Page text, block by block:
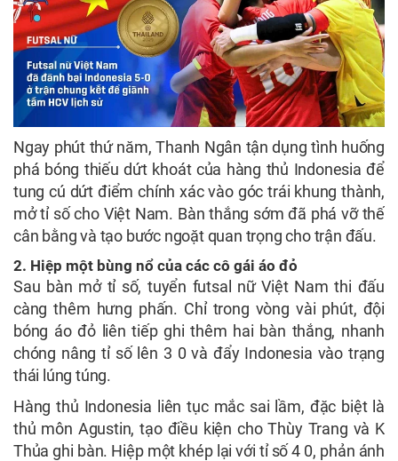
Ngay phút thứ năm, Thanh Ngân tận dụng tình huống
phá bóng thiếu dứt khoát của hàng thủ Indonesia để
tung cú dứt điểm chính xác vào góc trái khung thành,
mở tỉ số cho Việt Nam. Bàn thắng sớm đã phá vỡ thế
cân bằng và tạo bước ngoặt quan trọng cho trận đấu.
2. Hiệp một bùng nổ của các cô gái áo đỏ
Sau bàn mở tỉ số, tuyển futsal nữ Việt Nam thi đấu
càng thêm hưng phấn. Chỉ trong vòng vài phút, đội
bóng áo đỏ liên tiếp ghi thêm hai bàn thắng, nhanh
chóng nâng tỉ số lên 3 0 và đẩy Indonesia vào trạng
thái lúng túng.
Hàng thủ Indonesia liên tục mắc sai lầm, đặc biệt là
thủ môn Agustin, tạo điều kiện cho Thùy Trang và K
Thủa ghi bàn. Hiệp một khép lại với tỉ số 4 0, phản ánh